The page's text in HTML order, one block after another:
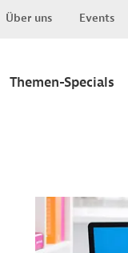
Über uns Events
Themen-Specials